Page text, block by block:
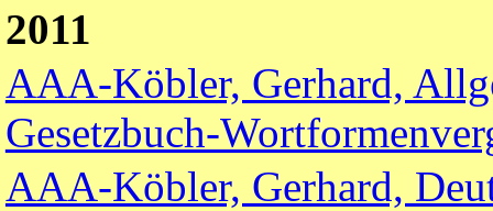
2011
AAA-Köbler, Gerhard,
Gesetzbuch-
AAA-Köbler, Gerhard,